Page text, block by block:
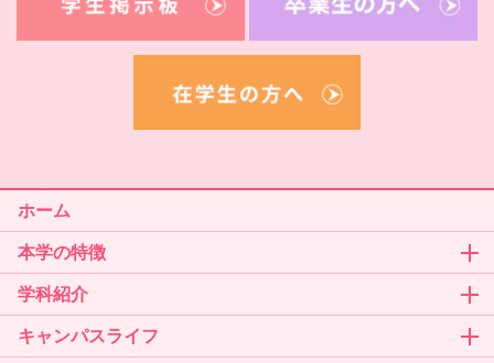
ホーム
本学の特徴
学科紹介
キャンパスライフ